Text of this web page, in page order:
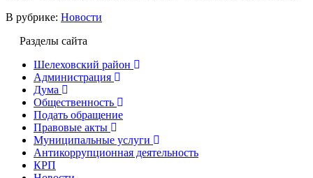
В рубрике: Новости
Разделы сайта
Шелеховский район
Администрация
Дума
Общественность
Подать обращение
Правовые акты
Муниципальные услуги
Антикоррупционная деятельность
КРП